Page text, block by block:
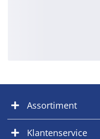
Assortiment
Klantenservice